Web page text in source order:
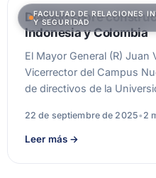
FACULTAD DE RELACIONES
Y SEGURIDAD
Diálogo sobre
Indonesia y Colombia
El Mayor General (R) Juan
Vicerrector del Campus
de directivos de la
22 de septiembre de 2025• 2
Leer más →